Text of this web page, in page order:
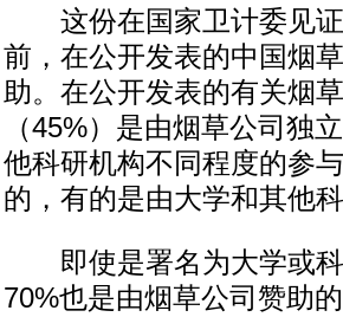
这份在国家卫计委见证
前，在公开发表的中国烟
助。在公开发表的有关烟
（45%）是由烟草公司独
他科研机构不同程度的参
的，有的是由大学和其他
即使是署名为大学或科
70%也是由烟草公司赞助